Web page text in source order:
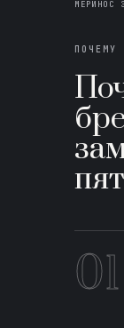
МЕРИНОС
ПОЧЕМУ
01